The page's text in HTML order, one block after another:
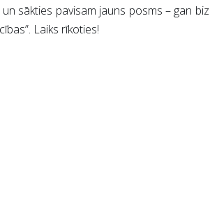
sākties pavisam jauns posms – gan
Laiks rīkoties!